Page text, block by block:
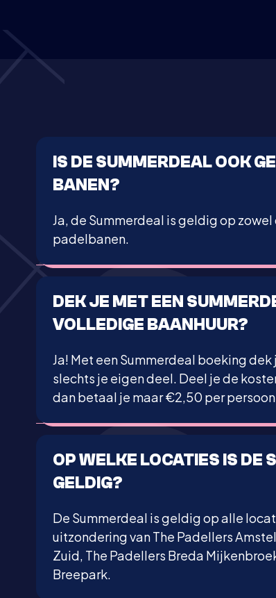
IS DE SUMMERDEAL OOK
BANEN?
Ja, de Summerdeal is geldig op
padelbanen.
DEK JE MET EEN
VOLLEDIGE BAANHUUR?
Ja! Met een Summerdeal boeking
slechts je eigen deel. Deel je de
dan betaal je maar €2,50 per persoon
OP WELKE LOCATIES IS DE
GELDIG?
De Summerdeal is geldig op alle
uitzondering van The Padellers
Zuid, The Padellers Breda
Breepark.